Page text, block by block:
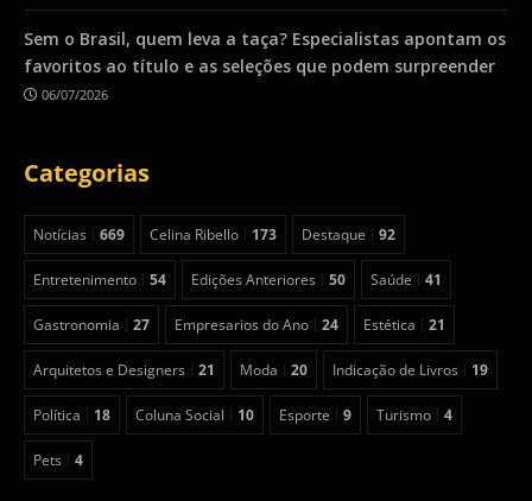
Sem o Brasil, quem leva a taça? Especialistas apontam os
favoritos ao título e as seleções que podem surpreender
06/07/2026
Categorias
Notícias 669 Celina Ribello 173 Destaque 92
Entretenimento 54 Edições Anteriores 50 Saúde 41
Gastronomia 27 Empresarios do Ano 24 Estética 21
Arquitetos e Designers 21 Moda 20 Indicação de Livros 19
Política 18 Coluna Social 10 Esporte 9 Turismo 4
Pets 4